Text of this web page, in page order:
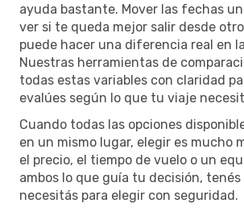
ayuda bastante. Mover las fechas
ver si te queda mejor salir desde
puede hacer una diferencia real en
Nuestras herramientas de
todas estas variables con claridad
evalúes según lo que tu viaje
Cuando todas las opciones
en un mismo lugar, elegir es mucho
el precio, el tiempo de vuelo o un
ambos lo que guía tu decisión, tenés
necesitás para elegir con seguridad.